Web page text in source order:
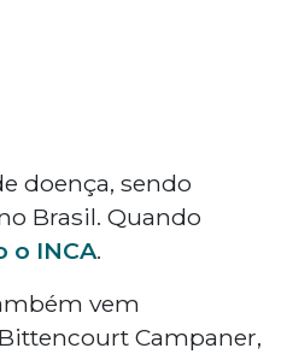
doença, sendo
Brasil. Quando
o INCA.
vem
Campaner,